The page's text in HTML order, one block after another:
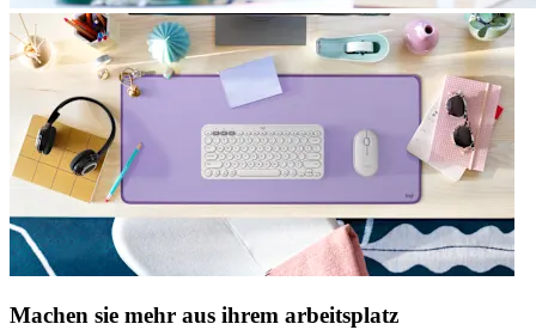
Machen sie mehr aus ihrem arbeitsplatz